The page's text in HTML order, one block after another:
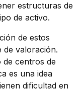
estructuras de
de activo.
de estos
de valoración.
centros de
es una idea
dificultad en